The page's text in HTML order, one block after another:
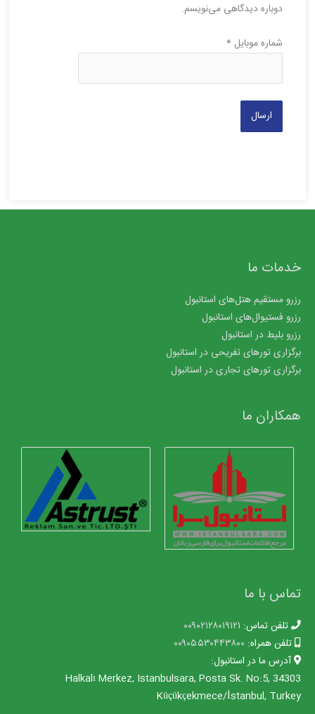
دوباره دیدگاهی می‌نویسم.
شماره موبایل*
خدمات ما
رزرو مستقیم هتل‌های استانبول
رزرو فستیوال‌های استانبول
رزرو بلیط در استانبول
برگزاری تورهای تفریحی در استانبول
برگزاری تورهای تجاری در استانبول
همکاران ما
تماس با ما
تلفن تماس: ۰۰۹۰۲۱۲۸۰۱۹۱۲۱
تلفن همراه: ۰۰۹۰۵۵۳۰۴۴۳۸۰۰
آدرس ما در استانبول:
Halkalı Merkez, Istanbulsara, Posta Sk. No:5, 34303
Küçükçekmece/İstanbul, Turkey